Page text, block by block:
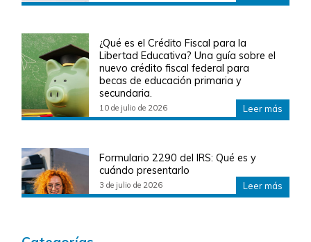
¿Qué es el Crédito Fiscal para la
Libertad Educativa? Una guía sobre el
nuevo crédito fiscal federal para
becas de educación primaria y
secundaria.
10 de julio de 2026 Leer más
Formulario 2290 del IRS: Qué es y
cuándo presentarlo
3 de julio de 2026 Leer más